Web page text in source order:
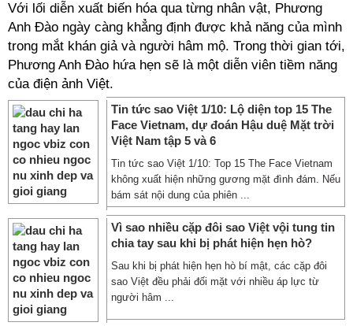
Với lối diễn xuất biến hóa qua từng nhân vật, Phương
Anh Đào ngày càng khẳng định được khả năng của mình
trong mắt khán giả và người hâm mộ. Trong thời gian tới,
Phương Anh Đào hứa hẹn sẽ là một diễn viên tiềm năng
của điện ảnh Việt.
Tin tức sao Việt 1/10: Lộ diện top 15 The
Face Vietnam, dự đoán Hậu duệ Mặt trời
Việt Nam tập 5 và 6
Tin tức sao Việt 1/10: Top 15 The Face Vietnam
không xuất hiện những gương mặt đình đám. Nếu
bám sát nội dung của phiên ...
Vì sao nhiều cặp đôi sao Việt vội tung tin
chia tay sau khi bị phát hiện hẹn hò?
Sau khi bị phát hiện hẹn hò bí mật, các cặp đôi
sao Việt đều phải đối mặt với nhiều áp lực từ
người hâm ...